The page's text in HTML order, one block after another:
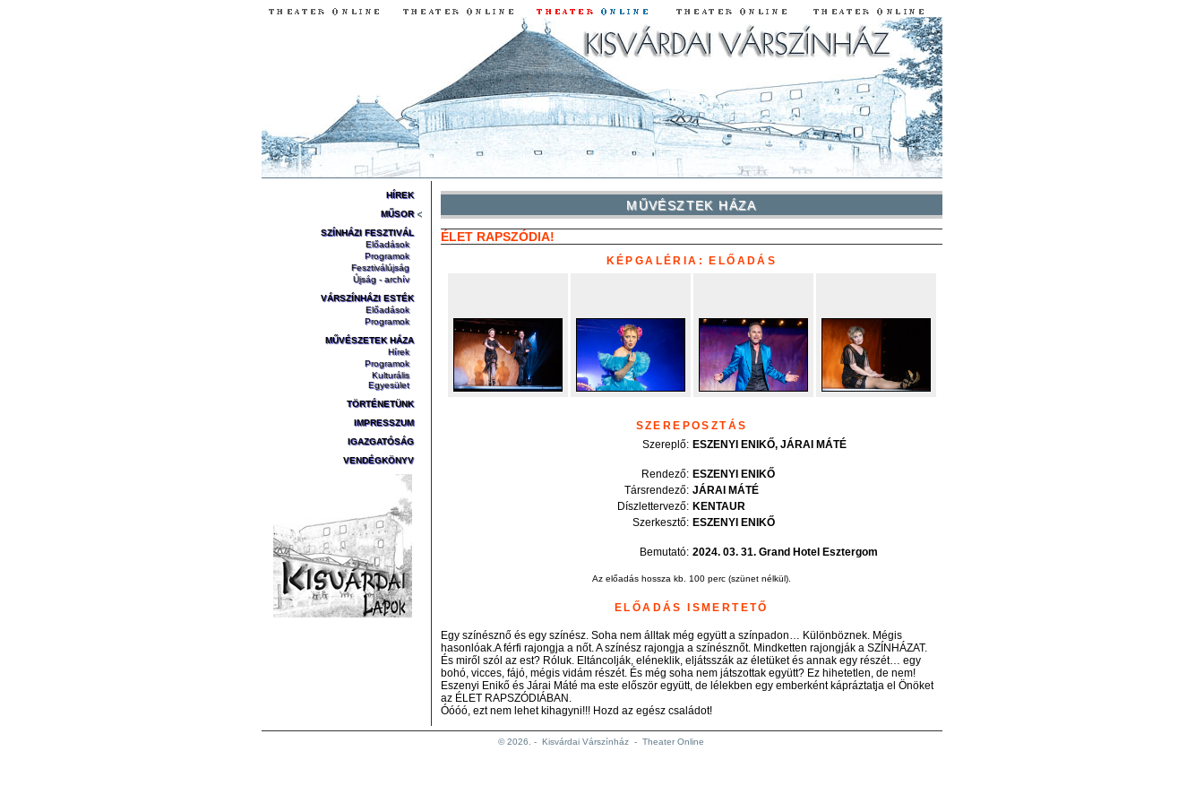
HÍREK
MŰSOR
SZÍNHÁZI FESZTIVÁL
Előadások
Programok
Fesztiválújság
Újság - archív
VÁRSZÍNHÁZI ESTÉK
Előadások
Programok
MŰVÉSZETEK HÁZA
Hírek
Programok
Kulturális
Egyesület
TÖRTÉNETÜNK
IMPRESSZUM
IGAZGATÓSÁG
VENDÉGKÖNYV
MŰVÉSZTEK HÁZA
ÉLET RAPSZÓDIA!
KÉPGALÉRIA: ELŐADÁS
SZEREPOSZTÁS
Szereplő: ESZENYI ENIKŐ JÁRAI MÁTÉ
Rendező: ESZENYI ENIKŐ
Társrendező: JÁRAI MÁTÉ
Díszlettervező: KENTAUR
Szerkesztő: ESZENYI ENIKŐ
Bemutató: 2024. 03. 31. Grand Hotel Esztergom
Az előadás hossza kb. 100 perc (szünet nélkül).
ELŐADÁS ISMERTETŐ
Egy színésznő és egy színész. Soha nem álltak még együtt a színpadon… Különböznek. Mégis
hasonlóak.A férfi rajongja a nőt. A színész rajongja a színésznőt. Mindketten rajongják a SZÍNHÁZAT.
És miről szól az est? Róluk. Eltáncolják, eléneklik, eljátsszák az életüket és annak egy részét… egy
bohó, vicces, fájó, mégis vidám részét. És még soha nem játszottak együtt? Ez hihetetlen, de nem!
Eszenyi Enikő és Járai Máté ma este először együtt, de lélekben egy emberként kápráztatja el Önöket
az ÉLET RAPSZÓDIÁBAN.
Óóóó, ezt nem lehet kihagyni!!! Hozd az egész családot!
© 2026. - Kisvárdai Várszínház - Theater Online